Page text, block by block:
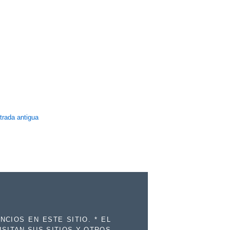
antigua
EN ESTE SITIO. * EL